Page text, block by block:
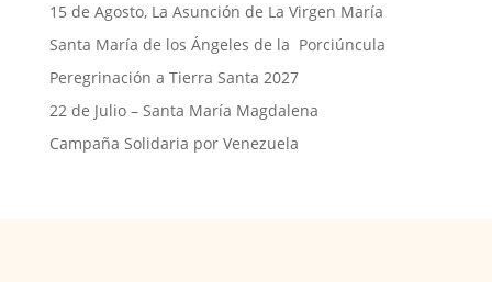
15 de Agosto, La Asunción de La Virgen María
Santa María de los Ángeles de la Porciúncula
Peregrinación a Tierra Santa 2027
22 de Julio – Santa María Magdalena
Campaña Solidaria por Venezuela